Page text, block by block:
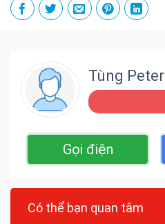
Tùng Peter
Gọi điện
Có thể bạn quan tâm